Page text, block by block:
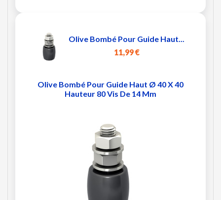
Olive Bombé Pour Guide Haut...
11,99 €
Olive Bombé Pour Guide Haut Ø 40 X 40
Hauteur 80 Vis De 14 Mm